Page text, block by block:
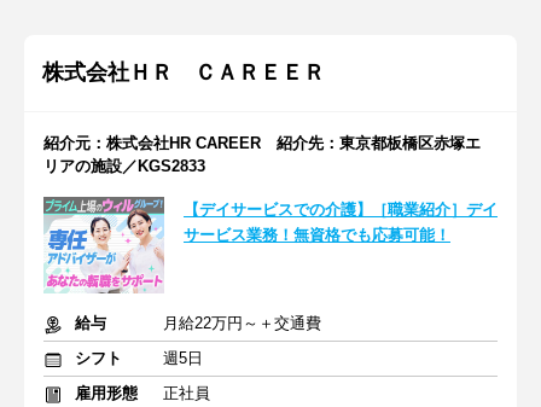
株式会社ＨＲ ＣＡＲＥＥＲ
紹介元：株式会社HR CAREER 紹介先：東京都板橋区赤塚エ
リアの施設／KGS2833
【デイサービスでの介護】［職業紹介］デイ
サービス業務！無資格でも応募可能！
給与
月給22万円～＋交通費
シフト
週5日
雇用形態
正社員